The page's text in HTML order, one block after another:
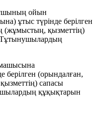
ойын
ұтыс түрінде берілген
(жұмыстың, қызметтің)
берілген (орындалған,
сапасы
құқықтарын